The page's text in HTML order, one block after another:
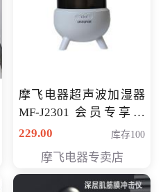
摩飞电器超声波加湿器
MF-J2301 会员专享价
168元
229.00 库存100
摩飞电器专卖店